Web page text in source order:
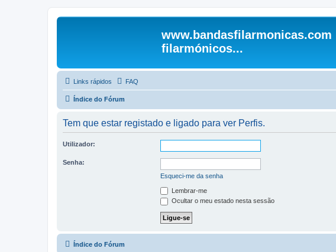
filarmónicos...
Links rápidos FAQ
Índice do Fórum
Tem que estar registado e ligado para ver Perfis.
Utilizador:
Senha:
Esqueci-me da senha
Lembrar-me
Ocultar o meu estado nesta sessão
Índice do Fórum